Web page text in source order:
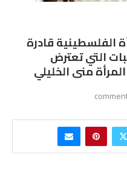
الفلسطينية قادرة
التي تعترض
منى الخليلي